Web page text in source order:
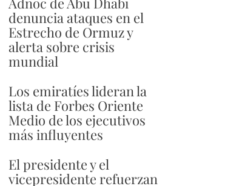
denuncia ataques en el
Estrecho de Ormuz y
alerta sobre crisis
mundial
Los emiratíes lideran la
lista de Forbes Oriente
Medio de los ejecutivos
más influyentes
El presidente y el
vicepresidente refuerzan